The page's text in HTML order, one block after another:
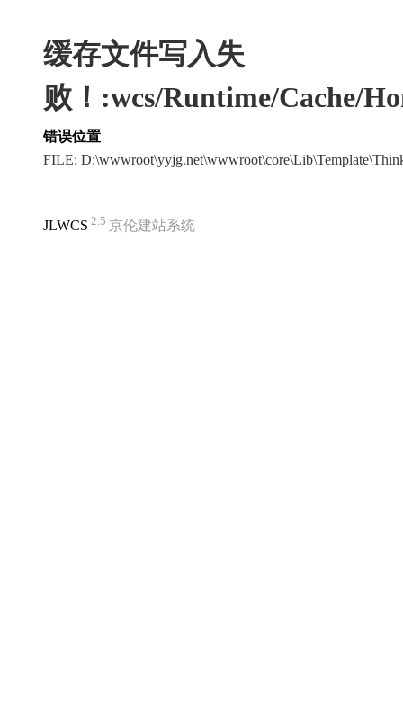
缓存文件写入失
败！:wcs/Runtime/Cache/
错误位置
FILE:
JLWCS 2.5 京伦建站系统